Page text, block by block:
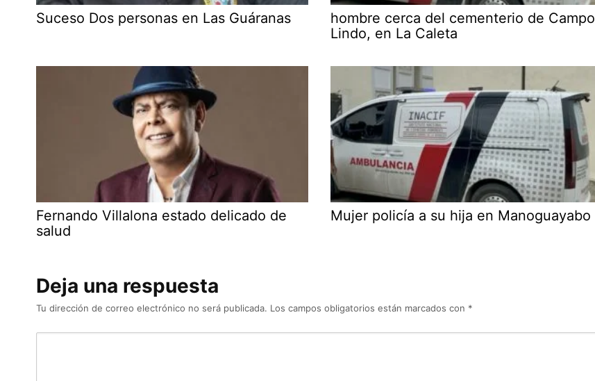
Suceso Dos personas en Las Guáranas
hombre cerca del cementerio de Campo
Lindo, en La Caleta
Fernando Villalona estado delicado de
salud
Mujer policía a su hija en Manoguayabo
Deja una respuesta
Tu dirección de correo electrónico no será publicada. Los campos obligatorios están marcados con *